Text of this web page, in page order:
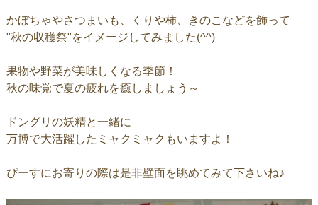
かぼちゃやさつまいも、くりや柿、きのこなどを飾って
"秋の収穫祭"をイメージしてみました(^^)
果物や野菜が美味しくなる季節！
秋の味覚で夏の疲れを癒しましょう～
ドングリの妖精と一緒に
万博で大活躍したミャクミャクもいますよ！
ぴーすにお寄りの際は是非壁面を眺めてみて下さいね♪